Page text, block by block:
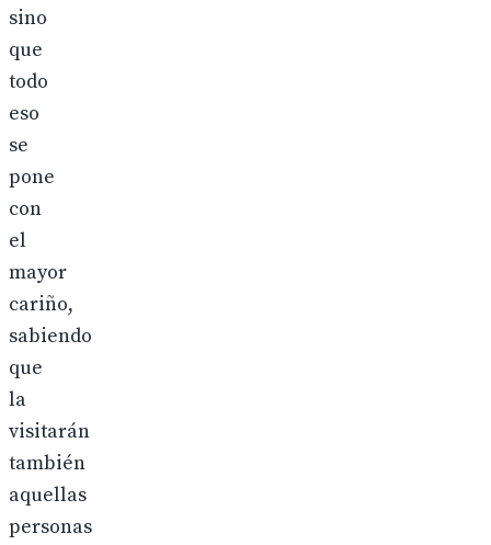
sino
que
todo
eso
se
pone
con
el
mayor
cariño,
sabiendo
que
la
visitarán
también
aquellas
personas